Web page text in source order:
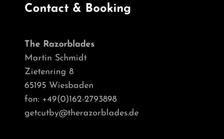
Contact & Booking
The Razorblades
Martin Schmidt
Zietenring 8
65195 Wiesbaden
fon: +49(0)162-2793898
getcutby@therazorblades.de